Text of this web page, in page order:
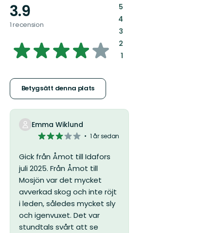
3.9
1 recension
3.9291443850267385
5
stjärnor
Betygsätt denna plats
5:
4:
3:
2:
1:
Emma Wiklund
3
5
stjärnor
1 år sedan
Gick från Åmot till Idafors
juli 2025. Från Åmot till
Mosjön var det mycket
avverkad skog och inte röjt
i leden, således mycket sly
och igenvuxet. Det var
stundtals svårt att se